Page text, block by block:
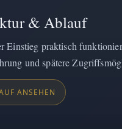
& Ablauf
Einstieg praktisch
und spätere
ANSEHEN